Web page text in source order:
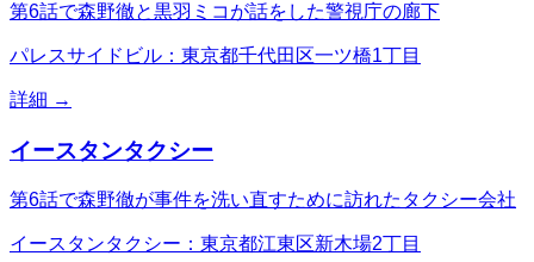
第6話で森野徹と黒羽ミコが話をした警視庁の廊下
パレスサイドビル：東京都千代田区一ツ橋1丁目
詳細 →
イースタンタクシー
第6話で森野徹が事件を洗い直すために訪れたタクシー会社
イースタンタクシー：東京都江東区新木場2丁目